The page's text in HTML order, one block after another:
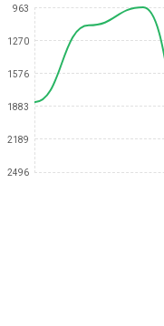
963
1270
1576
1883
2189
2496